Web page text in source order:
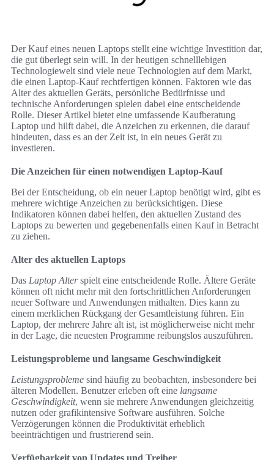
Der Kauf eines neuen Laptops stellt eine wichtige Investition dar,
die gut überlegt sein will. In der heutigen schnelllebigen
Technologiewelt sind viele neue Technologien auf dem Markt,
die einen Laptop-Kauf rechtfertigen können. Faktoren wie das
Alter des aktuellen Geräts, persönliche Bedürfnisse und
technische Anforderungen spielen dabei eine entscheidende
Rolle. Dieser Artikel bietet eine umfassende Kaufberatung
Laptop und hilft dabei, die Anzeichen zu erkennen, die darauf
hindeuten, dass es an der Zeit ist, in ein neues Gerät zu
investieren.
Die Anzeichen für einen notwendigen Laptop-Kauf
Bei der Entscheidung, ob ein neuer Laptop benötigt wird, gibt es
mehrere wichtige Anzeichen zu berücksichtigen. Diese
Indikatoren können dabei helfen, den aktuellen Zustand des
Laptops zu bewerten und gegebenenfalls einen Kauf in Betracht
zu ziehen.
Alter des aktuellen Laptops
Das Laptop Alterspielt eine entscheidende Rolle. Ältere Geräte
können oft nicht mehr mit den fortschrittlichen Anforderungen
neuer Software und Anwendungen mithalten. Dies kann zu
einem merklichen Rückgang der Gesamtleistung führen. Ein
Laptop, der mehrere Jahre alt ist, ist möglicherweise nicht mehr
in der Lage, die neuesten Programme reibungslos auszuführen.
Leistungsprobleme und langsame Geschwindigkeit
Leistungsprobleme sind häufig zu beobachten, insbesondere bei
älteren Modellen. Benutzer erleben oft eine langsame
Geschwindigkeit, wenn sie mehrere Anwendungen gleichzeitig
nutzen oder grafikintensive Software ausführen. Solche
Verzögerungen können die Produktivität erheblich
beeinträchtigen und frustrierend sein.